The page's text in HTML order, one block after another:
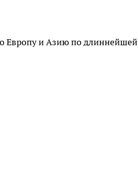
Европу и Азию по длиннейшей